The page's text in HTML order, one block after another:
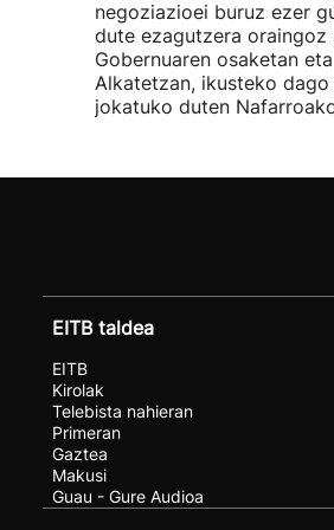
negoziazioei buruz ezer
dute ezagutzera oraingoz
Gobernuaren osaketan
Alkatetzan, ikusteko dago
jokatuko duten
EITB taldea
EITB
Kirolak
Telebista nahieran
Primeran
Gaztea
Makusi
Guau - Gure Audioa